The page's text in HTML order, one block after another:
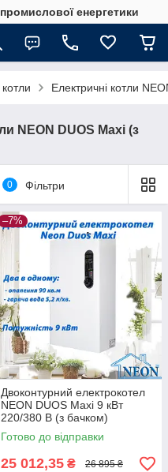
енергетики
Електричні котли
NEON DUOS Maxi (з
0 Фільтри
–7%
Двоконтурний електрокотел
NEON DUOS Maxi 9 кВт
220/380 В (з бачком)
Готово до відправки
25 012,35 ₴ 26 895 ₴